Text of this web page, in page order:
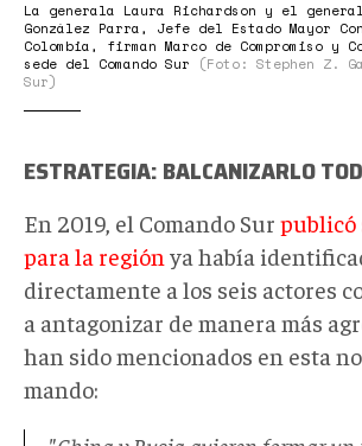
La generala Laura Richardson y el
González Parra, Jefe del Estado Mayor
Colombia, firman Marco de Compromiso y
sede del Comando Sur
(Foto: Stephen Z.
Sur)
ESTRATEGIA: BALCANIZARLO
En 2019, el Comando Sur publicó
para la región ya había
directamente a los seis actores
a antagonizar de manera más
han sido mencionados en esta
mando: